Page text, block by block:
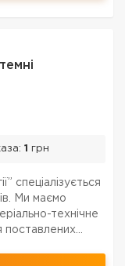
1 грн
спеціалізується
Ми маємо
технічне
поставлених